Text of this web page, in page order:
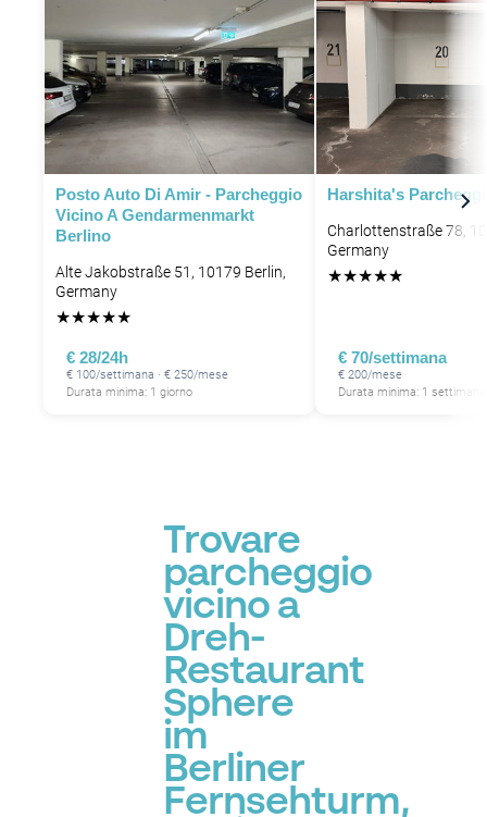
Posto Auto Di Amir - Parcheggio
Vicino A Gendarmenmarkt
Berlino
Alte Jakobstraße 51, 10179 Berlin,
Germany
★★★★★
€ 28/24h
€ 100/settimana · € 250/mese
Durata minima: 1 giorno
Harshita's
Charlottenstraße 78,
Germany
★★★★★
€ 70/settimana
€ 200/mese
Durata minima: 1 settimana
Trovare
parcheggio
vicino a
Dreh-
Restaurant
Sphere
im
Berliner
Fernsehturm,